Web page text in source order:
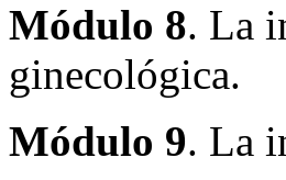
Módulo 8. La
ginecológica.
Módulo 9. La